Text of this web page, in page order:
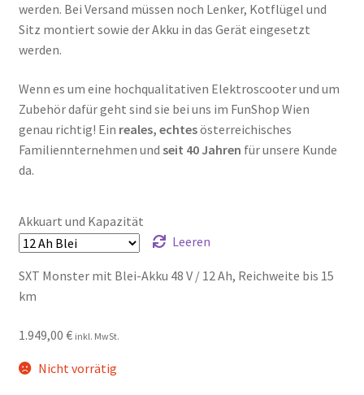
werden. Bei Versand müssen noch Lenker, Kotflügel und
Sitz montiert sowie der Akku in das Gerät eingesetzt
werden.
Wenn es um eine hochqualitativen Elektroscooter und um
Zubehör dafür geht sind sie bei uns im FunShop Wien
genau richtig! Ein reales, echtesösterreichisches
Familiennternehmen und seit 40 Jahren für unsere Kunde
da.
Akkuart und Kapazität
Leeren
SXT Monster mit Blei-Akku 48 V / 12 Ah, Reichweite bis 15
km
1.949,00 € inkl. MwSt.
Nicht vorrätig